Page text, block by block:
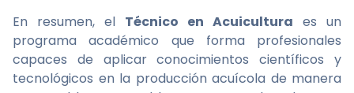
En resumen, el Técnico en Acuicultura es un
programa académico que forma profesionales
capaces de aplicar conocimientos científicos y
tecnológicos en la producción acuícola de manera